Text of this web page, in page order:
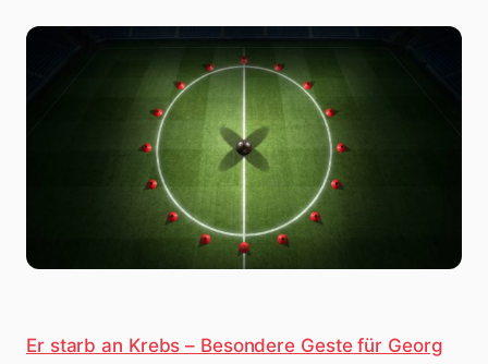
Er starb an Krebs – Besondere Geste für Georg